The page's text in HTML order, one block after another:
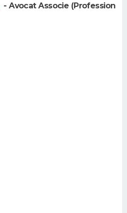
- Avocat Associe (Profession